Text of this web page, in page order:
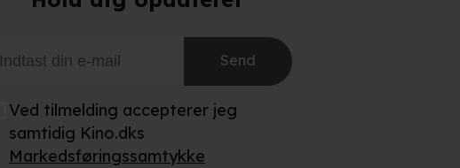
Send
Ved tilmelding accepterer jeg
samtidig Kino.dks
Markedsføringssamtykke